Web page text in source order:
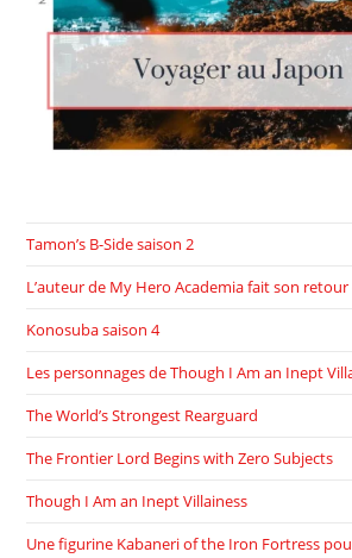
Tamon’s B-Side saison 2
L’auteur de My Hero Academia fait son retour
Konosuba saison 4
Les personnages de Though I Am an Inept
The World’s Strongest Rearguard
The Frontier Lord Begins with Zero Subjects
Though I Am an Inept Villainess
Une figurine Kabaneri of the Iron Fortress